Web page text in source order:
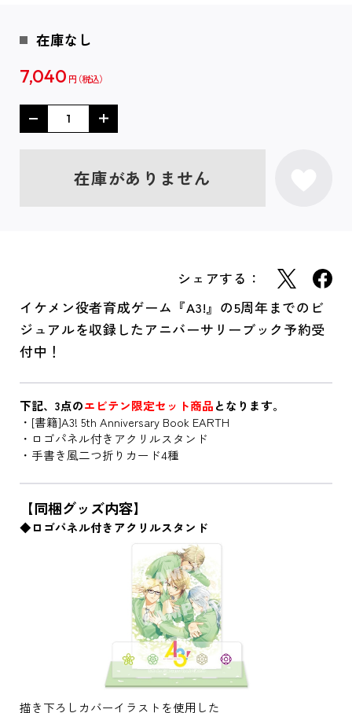
在庫なし
7,040 円
在庫がありません
シェアする：
イケメン役者育成ゲーム『A3!』の5周年までのビ
ジュアルを収録したアニバーサリーブック予約受
付中！
下記、3点のエビテン限定セット商品となります。
・[書籍]A3! 5th Anniversary Book EARTH
・ロゴパネル付きアクリルスタンド
・手書き風二つ折りカード4種
【同梱グッズ内容】
◆ロゴパネル付きアクリルスタンド
描き下ろしカバーイラストを使用した